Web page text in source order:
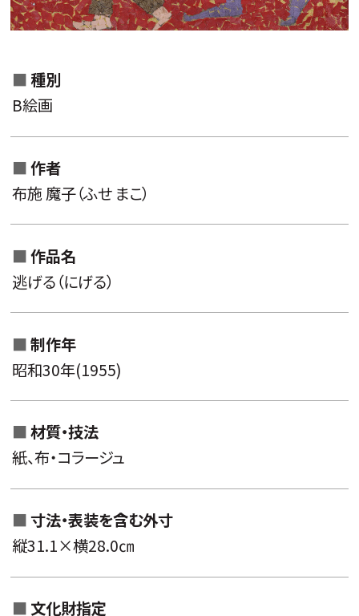
分類一覧から検索
種別
B絵画
作者
布施 魔子（ふせ まこ）
作品名
逃げる（にげる）
制作年
昭和30年(1955)
材質・技法
紙、布・コラージュ
寸法・表装を含む外寸
縦31.1×横28.0㎝
文化財指定